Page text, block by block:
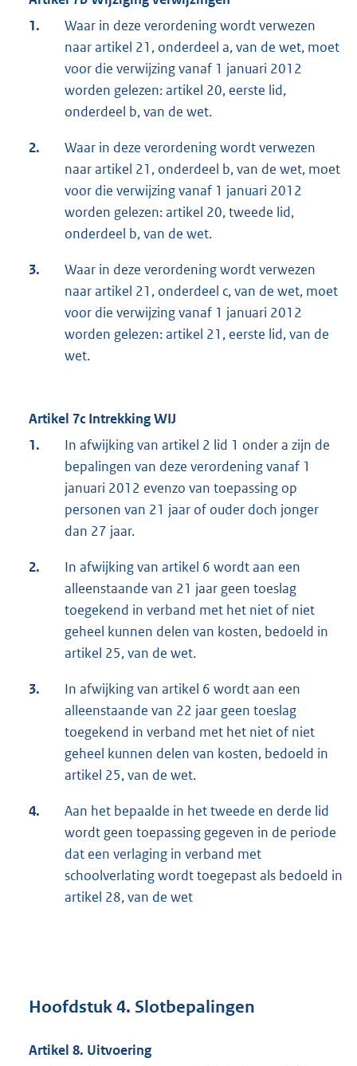
1.
Waar in deze verordening wordt verwezen
naar artikel 21, onderdeel a, van de wet, moet
voor die verwijzing vanaf 1 januari 2012
worden gelezen: artikel 20, eerste lid,
onderdeel b, van de wet.
2.
Waar in deze verordening wordt verwezen
naar artikel 21, onderdeel b, van de wet, moet
voor die verwijzing vanaf 1 januari 2012
worden gelezen: artikel 20, tweede lid,
onderdeel b, van de wet.
3.
Waar in deze verordening wordt verwezen
naar artikel 21, onderdeel c, van de wet, moet
voor die verwijzing vanaf 1 januari 2012
worden gelezen: artikel 21, eerste lid, van de
wet.
Artikel 7c Intrekking WIJ
1.
In afwijking van artikel 2 lid 1 onder a zijn de
bepalingen van deze verordening vanaf 1
januari 2012 evenzo van toepassing op
personen van 21 jaar of ouder doch jonger
dan 27 jaar.
2.
In afwijking van artikel 6 wordt aan een
alleenstaande van 21 jaar geen toeslag
toegekend in verband met het niet of niet
geheel kunnen delen van kosten, bedoeld in
artikel 25, van de wet.
3.
In afwijking van artikel 6 wordt aan een
alleenstaande van 22 jaar geen toeslag
toegekend in verband met het niet of niet
geheel kunnen delen van kosten, bedoeld in
artikel 25, van de wet.
4.
Aan het bepaalde in het tweede en derde lid
wordt geen toepassing gegeven in de periode
dat een verlaging in verband met
schoolverlating wordt toegepast als bedoeld in
artikel 28, van de wet
Hoofdstuk 4. Slotbepalingen
Artikel 8. Uitvoering